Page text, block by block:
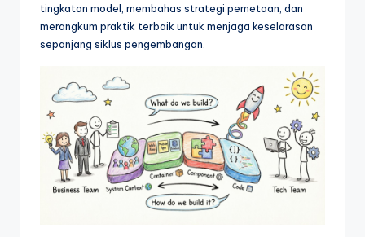
w
tingkatan model, membahas strategi pemetaan, dan
merangkum praktik terbaik untuk menjaga keselarasan
sepanjang siklus pengembangan.